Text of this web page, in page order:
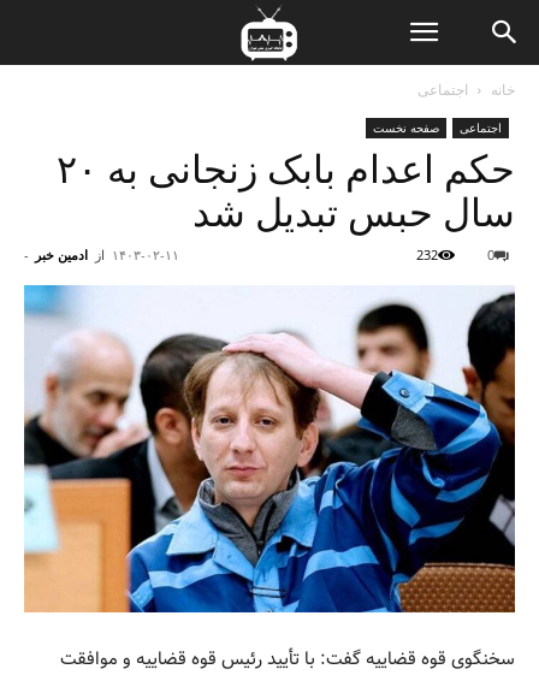
خانه اجتماعی
اجتماعی صفحه نخست
حکم اعدام بابک زنجانی به ۲۰
سال حبس تبدیل شد
از ادمین خبر - ۱۴۰۳-۰۲-۱۱ 0
232
سخنگوی قوه قضاییه گفت: با تأیید رئیس قوه قضاییه و موافقت